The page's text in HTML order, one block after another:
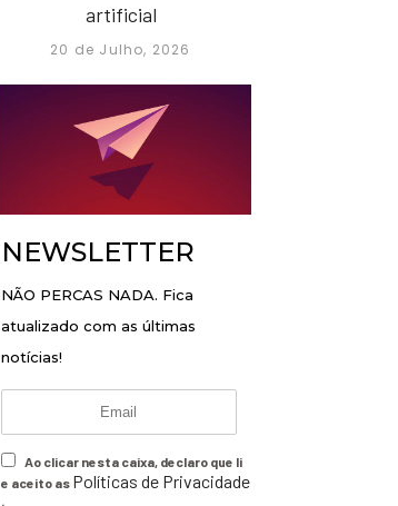
artificial
20 de Julho, 2026
NEWSLETTER
NÃO PERCAS NADA. Fica
atualizado com as últimas
notícias!
Ao clicar nesta caixa, declaro que li
e aceito as Políticas de Privacidade
.